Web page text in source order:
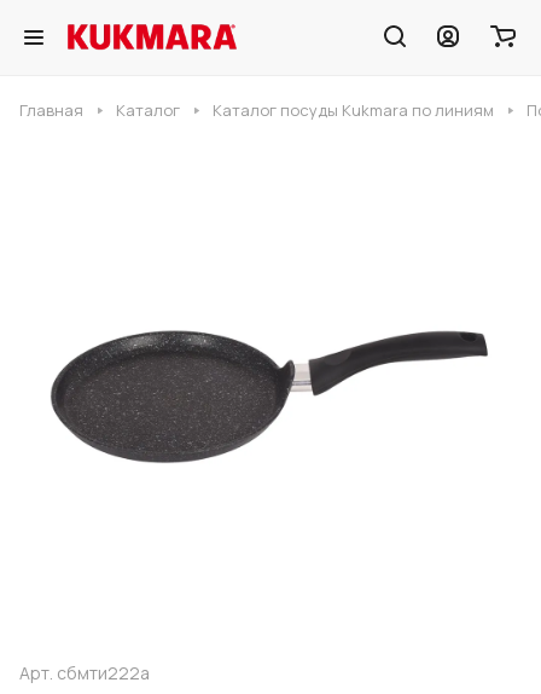
Главная Каталог Каталог посуды Kukmara по линиям
Арт. сбмти222а